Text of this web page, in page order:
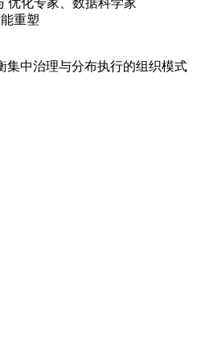
优化专家、数据科学家
能重塑
衡集中治理与分布执行的组织模式